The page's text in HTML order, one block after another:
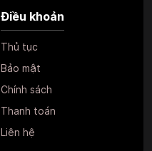
Điều khoản
Thủ tục
Bảo mật
Chính sách
Thanh toán
Liên hệ